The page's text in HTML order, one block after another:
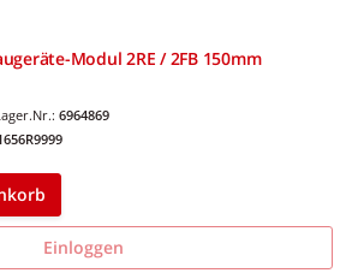
Modul 2RE / 2FB 150mm
6964869
Einloggen